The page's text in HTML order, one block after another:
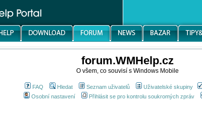
forum.WMHelp.cz
O všem, co souvisí s Windows Mobile
FAQ Hledat Seznam uživatelů Uživatelské skupiny
Osobní nastavení
Přihlásit se pro kontrolu soukromých zpráv